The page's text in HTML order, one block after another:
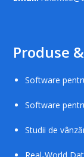
Produse
Software
Software
Studii de